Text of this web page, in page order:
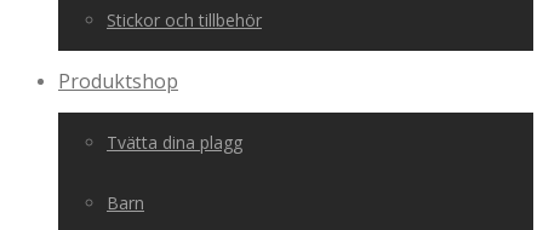
Stickor och tillbehör
Produktshop
Tvätta dina plagg
Barn